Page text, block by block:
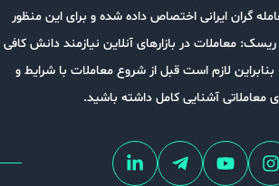
اختصاص داده شده و برای این منظور
در بازارهای آنلاین نیازمند دانش کافی
است قبل از شروع معاملات با شرایط و
آشنایی کامل داشته باشید.